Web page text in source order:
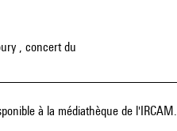
, concert du
à la médiathèque de l'IRCAM.